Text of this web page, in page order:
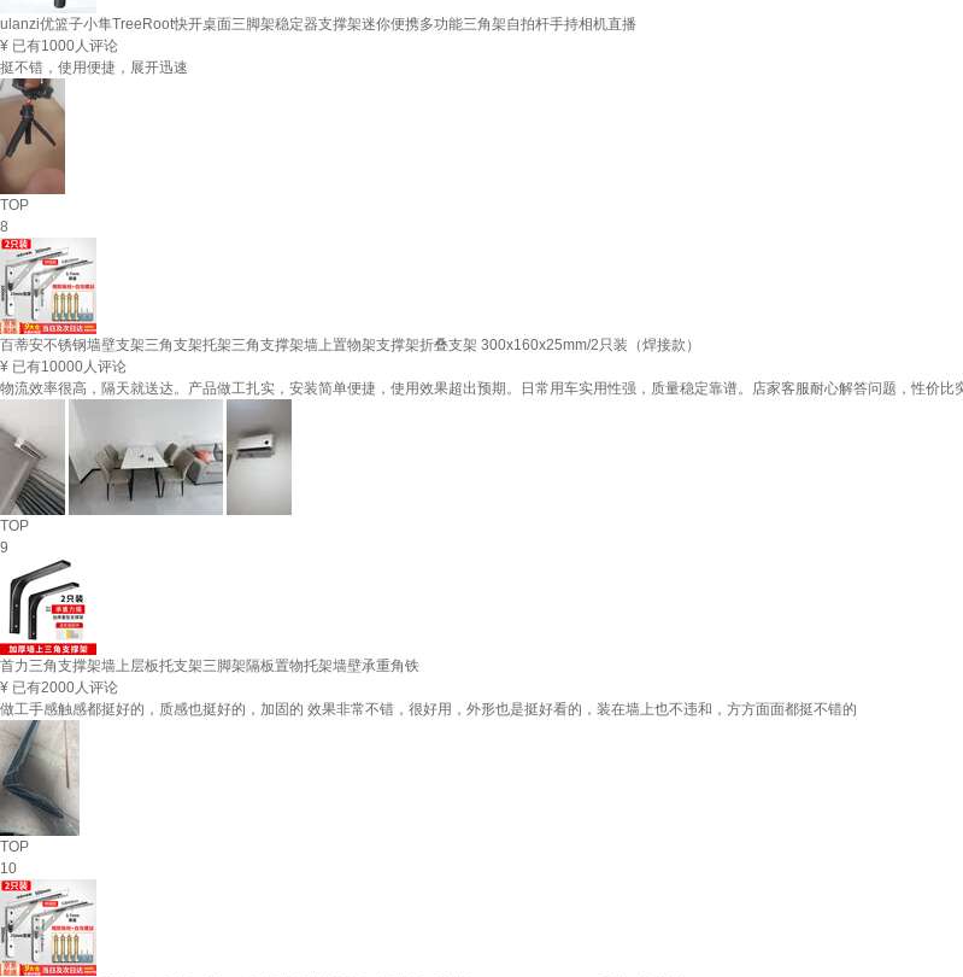
ulanzi优篮子小隼TreeRoot快开桌面三脚架稳定器支撑架迷你便携多功能三角架自拍杆手持相机直播
¥ 已有1000人评论
挺不错，使用便捷，展开迅速
TOP
8
百蒂安不锈钢墙壁支架三角支架托架三角支撑架墙上置物架支撑架折叠支架 300x160x25mm/2只装（焊接款）
¥ 已有10000人评论
物流效率很高，隔天就送达。产品做工扎实，安装简单便捷，使用效果超出预期。日常用车实用性强，质量稳定靠谱。店家客服耐心解答问题，性价比
TOP
9
首力三角支撑架墙上层板托支架三脚架隔板置物托架墙壁承重角铁
¥ 已有2000人评论
做工手感触感都挺好的，质感也挺好的，加固的 效果非常不错，很好用，外形也是挺好看的，装在墙上也不违和，方方面面都挺不错的
TOP
10